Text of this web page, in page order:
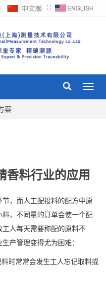
∷
案
香料行业的应用
，而人工配投料的配方中原
，不同量的订单会使一个配
人每天需要称配的原料不
产管理变得尤为困难：
时常常会发生工人忘记取料或